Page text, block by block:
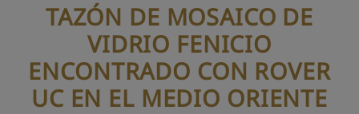
TAZÓN DE MOSAICO DE
VIDRIO FENICIO
ENCONTRADO CON ROVER
UC EN EL MEDIO ORIENTE